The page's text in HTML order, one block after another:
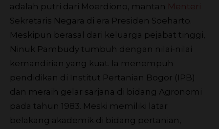
adalah putri dari Moerdiono, mantan Menteri
Sekretaris Negara di era Presiden Soeharto.
Meskipun berasal dari keluarga pejabat tinggi,
Ninuk Pambudy tumbuh dengan nilai-nilai
kemandirian yang kuat. Ia menempuh
pendidikan di Institut Pertanian Bogor (IPB)
dan meraih gelar sarjana di bidang Agronomi
pada tahun 1983. Meski memiliki latar
belakang akademik di bidang pertanian,